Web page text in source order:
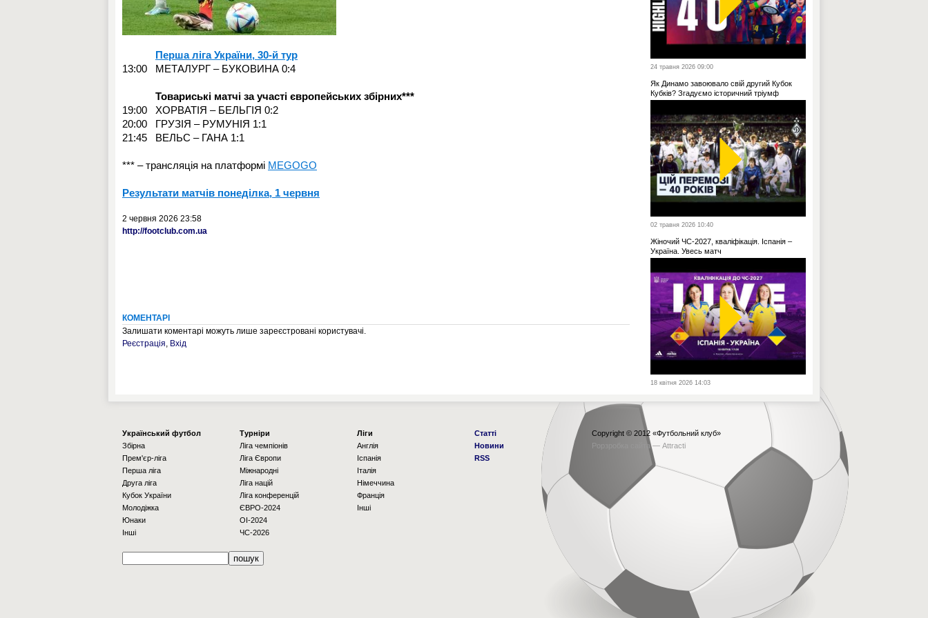
Перша ліга України, 30-й тур
13:00 МЕТАЛУРГ – БУКОВИНА 0:4
Товариські матчі за участі європейських збірних***
19:00 ХОРВАТІЯ – БЕЛЬГІЯ 0:2
20:00 ГРУЗІЯ – РУМУНІЯ 1:1
21:45 ВЕЛЬС – ГАНА 1:1
*** – трансляція на платформі MEGOGO
Результати матчів понеділка, 1 червня
2 червня 2026 23:58
http://footclub.com.ua
КОМЕНТАРІ
Залишати коментарі можуть лише зареєстровані користувачі.
Реєстрація, Вхід
24 травня 2026 09:00
Як Динамо завоювало свій другий Кубок
Кубків? Згадуємо історичний тріумф
02 травня 2026 10:40
Жіночий ЧС-2027, кваліфікація. Іспанія –
Україна. Увесь матч
18 квітня 2026 14:03
Українcький футбол
Збірна
Прем'єр-ліга
Перша ліга
Друга ліга
Кубок України
Молодіжка
Юнаки
Інші
Турніри
Ліга чемпіонів
Ліга Європи
Міжнародні
Ліга націй
Ліга конференцій
ЄВРО-2024
OI-2024
ЧС-2026
Ліги
Англія
Іспанія
Італія
Німеччина
Франція
Інші
Статті
Новини
RSS
Copyright © 2012 «Футбольний клуб»
Рорзробка сайта — Attracti